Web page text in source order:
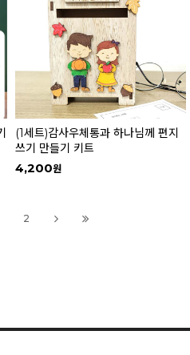
(1세트)감사우체통과 하나님께 편지
쓰기 만들기 키트
4,200
2